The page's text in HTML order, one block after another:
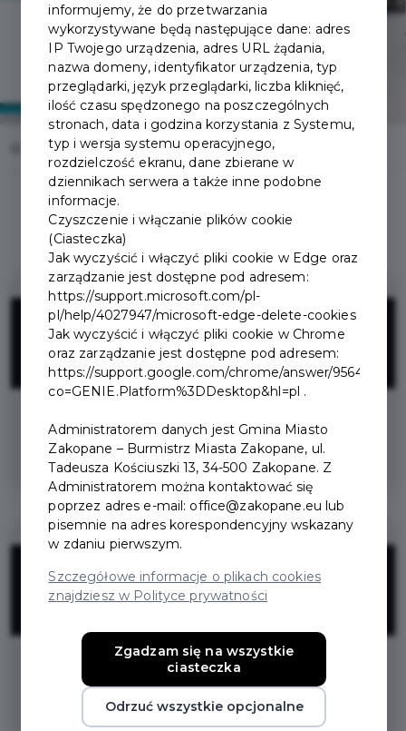
Home Oferty OtoNoclegi.pl
15%
ZNIŻKI
zniżka na Pierwszy 6 miesięczny
Abonament w otonoclegi.pl
20%
zniżka na Pierwszy 12 miesięczny
Abonament w otonoclegi.pl
informujemy, że do przetwarzania
wykorzystywane będą następujące dane: adres
IP Twojego urządzenia, adres URL żądania,
nazwa domeny, identyfikator urządzenia, typ
przeglądarki, język przeglądarki, liczba kliknięć,
ilość czasu spędzonego na poszczególnych
stronach, data i godzina korzystania z Systemu,
typ i wersja systemu operacyjnego,
rozdzielczość ekranu, dane zbierane w
dziennikach serwera a także inne podobne
informacje.
Czyszczenie i włączanie plików cookie
(Ciasteczka)
Jak wyczyścić i włączyć pliki cookie w Edge oraz
zarządzanie jest dostępne pod adresem:
https://support.microsoft.com/pl-
pl/help/4027947/microsoft-edge-delete-cookies
Jak wyczyścić i włączyć pliki cookie w Chrome
oraz zarządzanie jest dostępne pod adresem:
https://support.google.com/chrome/answer/95647?
co=GENIE.Platform%3DDesktop&hl=pl .
Administratorem danych jest Gmina Miasto
Zakopane – Burmistrz Miasta Zakopane, ul.
Tadeusza Kościuszki 13, 34-500 Zakopane. Z
Administratorem można kontaktować się
poprzez adres e-mail: office@zakopane.eu lub
pisemnie na adres korespondencyjny wskazany
w zdaniu pierwszym.
Szczegółowe informacje o plikach cookies
znajdziesz w Polityce prywatności
Zgadzam się na wszystkie
ciasteczka
Odrzuć wszystkie opcjonalne